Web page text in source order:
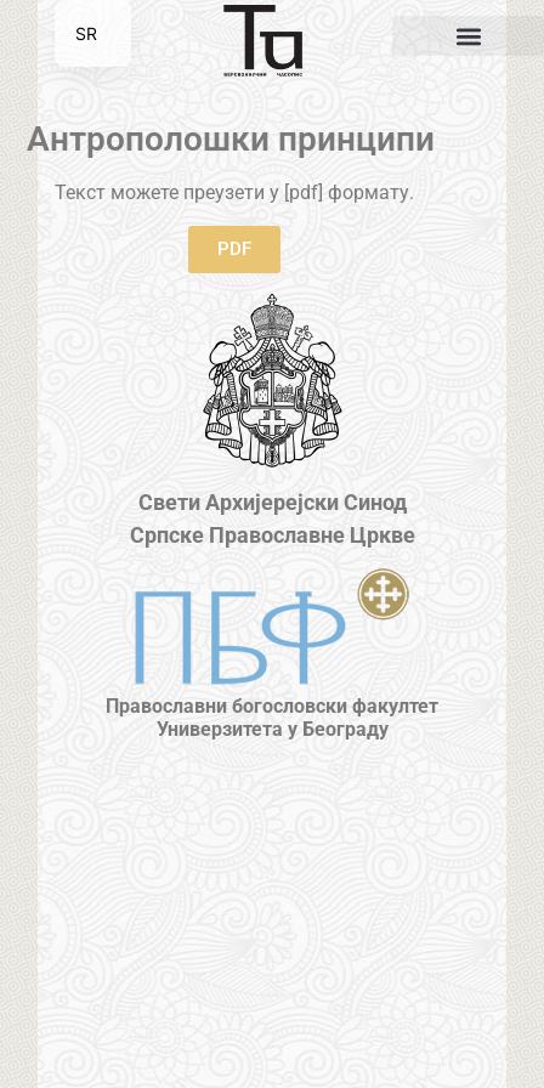
Антрополошки принципи
Текст можете преузети у [pdf] формату.
PDF
Свети Архијерејски Синод
Српске Православне Цркве
Православни богословски факултет
Универзитета у Београду
SR
EN